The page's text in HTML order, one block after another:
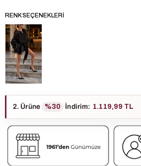
RENK SEÇENEKLERI
2. Ürüne %30 İndirim: 1.119,99 TL